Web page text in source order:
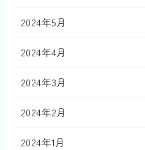
2024年5月
2024年4月
2024年3月
2024年2月
2024年1月